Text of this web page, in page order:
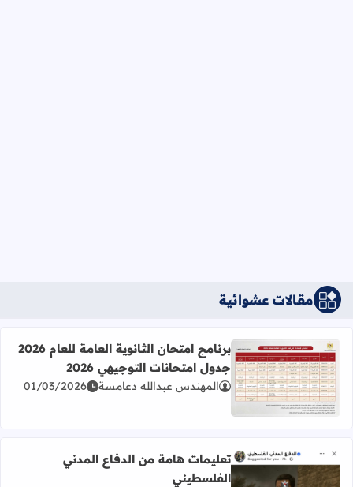
مقالات عشوائية
اقرأ المزيد عن برنامج امتحان الثانوية العامة للعام 2026 جدول امتحانات التوجيهي 2026
برنامج امتحان الثانوية العامة للعام 2026
جدول امتحانات التوجيهي 2026
المهندس عبدالله دعامسة 01/03/2026
تعليمات هامة من الدفاع المدني
الفلسطيني